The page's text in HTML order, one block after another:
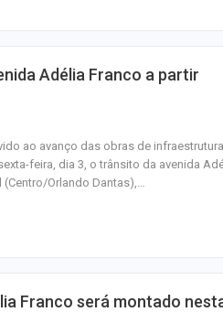
Adélia Franco a partir
ao avanço das obras de
feira, dia 3, o trânsito da avenida
Orlando Dantas),…
Franco será montado